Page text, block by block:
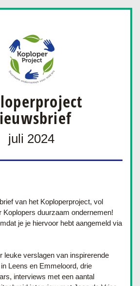
juli 2024
van het Koploperproject, vol
Koplopers duurzaam ondernemen!
je je hiervoor hebt aangemeld via
leuke verslagen van inspirerende
Leens en Emmeloord, drie
interviews met een aantal